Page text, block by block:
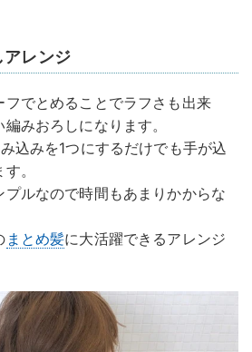
アレンジ
でとめることでラフさも出来
みおろしになります。
込みを1つにするだけでも手が込
。
ルなので時間もあまりかからな
まとめ髪に大活躍できるアレンジ